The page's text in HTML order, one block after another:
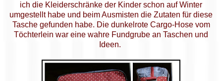
ich die Kleiderschränke der Kinder schon auf Winter
umgestellt habe und beim Ausmisten die Zutaten für diese
Tasche gefunden habe. Die dunkelrote Cargo-Hose vom
Töchterlein war eine wahre Fundgrube an Taschen und
Ideen.